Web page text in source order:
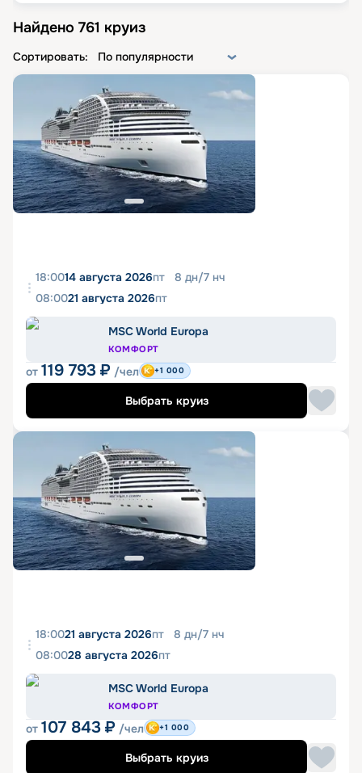
Найдено 761 круиз
Сортировать: По популярности
18:0014 августа 2026пт 8 дн/7 нч
08:0021 августа 2026пт
MSC World Europa
КОМФОРТ
от 119 793 ₽ /чел +1 000
Выбрать круиз
18:0021 августа 2026пт 8 дн/7 нч
08:0028 августа 2026пт
MSC World Europa
КОМФОРТ
от 107 843 ₽ /чел +1 000
Выбрать круиз